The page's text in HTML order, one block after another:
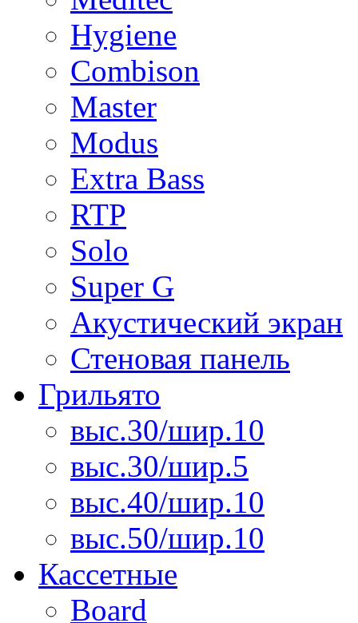
Hygiene
Combison
Master
Modus
Extra Bass
RTP
Solo
Super G
Акустический экран
Стеновая панель
Грильято
выс.30/шир.10
выс.30/шир.5
выс.40/шир.10
выс.50/шир.10
Кассетные
Board